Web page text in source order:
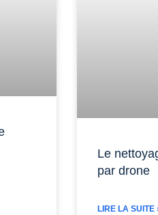
Le
par drone
LIRE LA SUITE